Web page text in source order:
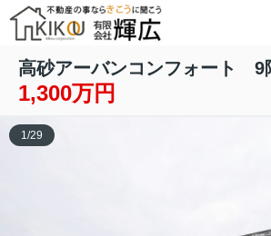
高砂アーバンコンフォート 9
1,300万円
1/29